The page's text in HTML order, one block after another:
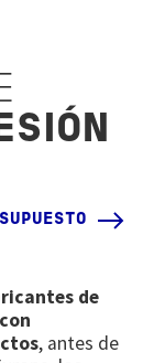
de
, antes de